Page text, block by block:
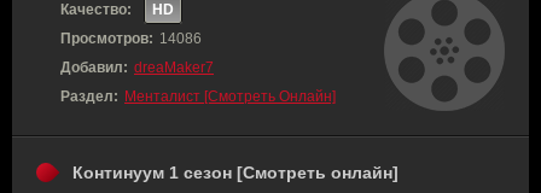
Качество:
HD
Просмотров: 14086
Добавил: dreaMaker7
Раздел: Менталист [Смотреть Онлайн]
Континуум 1 сезон [Смотреть онлайн]